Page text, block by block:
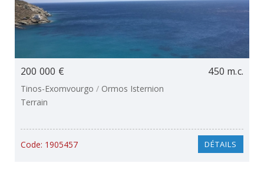
200 000 € 450 m.c.
Tinos-Exomvourgo / Ormos Isternion
Terrain
Code: 1905457 DÉTAILS